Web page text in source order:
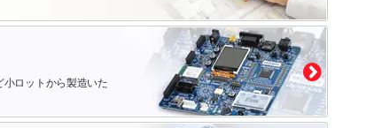
ロットから製造いた